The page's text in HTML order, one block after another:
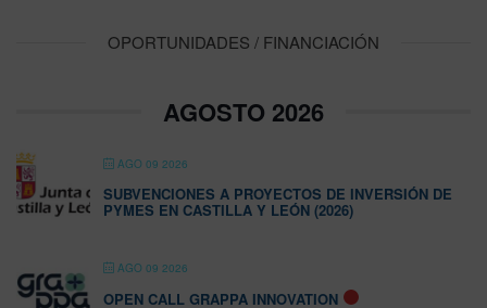
OPORTUNIDADES / FINANCIACIÓN
AGOSTO 2026
AGO 09 2026
SUBVENCIONES A PROYECTOS DE INVERSIÓN DE
PYMES EN CASTILLA Y LEÓN (2026)
AGO 09 2026
OPEN CALL GRAPPA INNOVATION